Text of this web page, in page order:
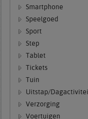
Smartphone
Speelgoed
Sport
Step
Tablet
Tickets
Tuin
Uitstap/
Verzorging
Voertuigen